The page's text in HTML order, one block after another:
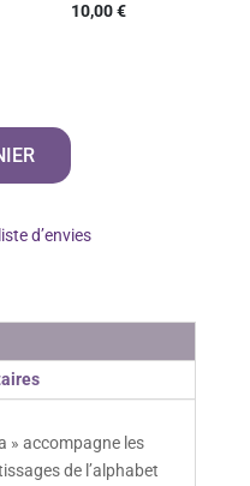
10,00€
d’envies
» accompagne les
de l’alphabet